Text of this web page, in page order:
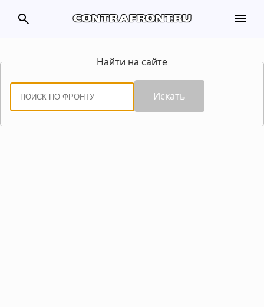
search contrafront.ru menu
Найти на сайте
Искать